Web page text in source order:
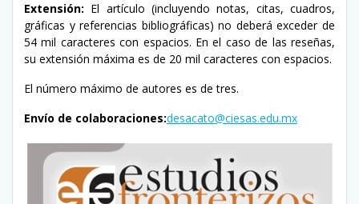
Extensión: El artículo (incluyendo notas, citas, cuadros,
gráficas y referencias bibliográficas) no deberá exceder de
54 mil caracteres con espacios. En el caso de las reseñas,
su extensión máxima es de 20 mil caracteres con espacios.
El número máximo de autores es de tres.
Envío de colaboraciones:desacato@ciesas.edu.mx